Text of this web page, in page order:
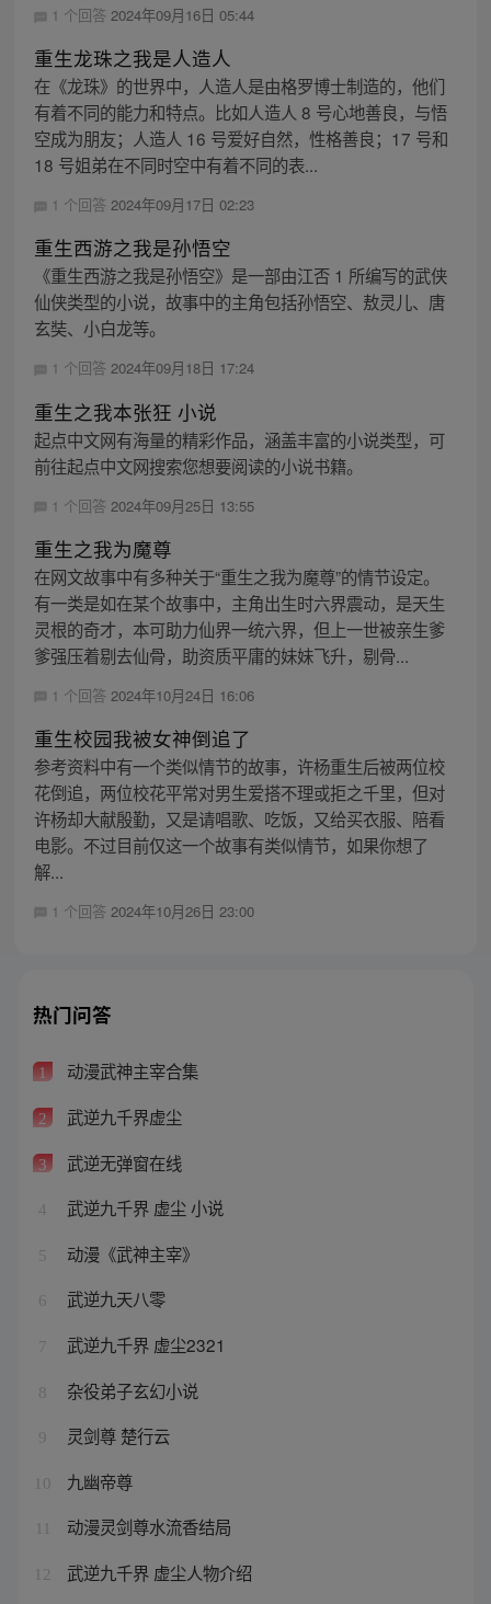
1 个回答 2024年09月16日 05:44
重生龙珠之我是人造人
在《龙珠》的世界中，人造人是由格罗博士制造的，他们
有着不同的能力和特点。比如人造人 8 号心地善良，与悟
空成为朋友；人造人 16 号爱好自然，性格善良；17 号和
18 号姐弟在不同时空中有着不同的表...
1 个回答 2024年09月17日 02:23
重生西游之我是孙悟空
《重生西游之我是孙悟空》是一部由江否 1 所编写的武侠
仙侠类型的小说，故事中的主角包括孙悟空、敖灵儿、唐
玄奘、小白龙等。
1 个回答 2024年09月18日 17:24
重生之我本张狂 小说
起点中文网有海量的精彩作品，涵盖丰富的小说类型，可
前往起点中文网搜索您想要阅读的小说书籍。
1 个回答 2024年09月25日 13:55
重生之我为魔尊
在网文故事中有多种关于“重生之我为魔尊”的情节设定。
有一类是如在某个故事中，主角出生时六界震动，是天生
灵根的奇才，本可助力仙界一统六界，但上一世被亲生爹
爹强压着剔去仙骨，助资质平庸的妹妹飞升，剔骨...
1 个回答 2024年10月24日 16:06
重生校园我被女神倒追了
参考资料中有一个类似情节的故事，许杨重生后被两位校
花倒追，两位校花平常对男生爱搭不理或拒之千里，但对
许杨却大献殷勤，又是请唱歌、吃饭，又给买衣服、陪看
电影。不过目前仅这一个故事有类似情节，如果你想了
解...
1 个回答 2024年10月26日 23:00
热门问答
1 动漫武神主宰合集
2 武逆九千界虚尘
3 武逆无弹窗在线
4 武逆九千界 虚尘 小说
5 动漫《武神主宰》
6 武逆九天八零
7 武逆九千界 虚尘2321
8 杂役弟子玄幻小说
9 灵剑尊 楚行云
10 九幽帝尊
动漫灵剑尊水流香结局
12 武逆九千界 虚尘人物介绍